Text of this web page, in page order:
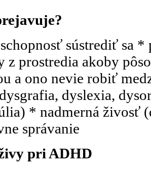
sústrediť sa
z prostredia akoby
a ono nevie robiť
dyslexia,
* nadmerná živosť
správanie
pri ADHD